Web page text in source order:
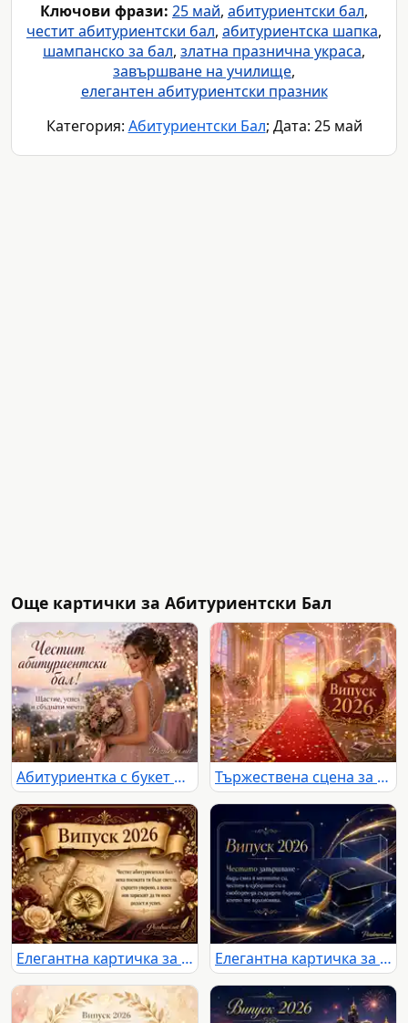
Ключови фрази: 25 май, абитуриентски бал,
честит абитуриентски бал, абитуриентска шапка,
шампанско за бал, златна празнична украса,
завършване на училище,
елегантен абитуриентски празник
Категория: Абитуриентски Бал; Дата: 25 май
Още картички за Абитуриентски Бал
Абитуриентка с букет и празничен надпис за бал край романтичен залез Тържествена сцена за Випуск 2026 с червен килим, златна украса и залез
Елегантна картичка за Випуск 2026 с компас, рози и пожелание за абитуриентски бал Елегантна картичка за Випуск 2026 с академична шапка и вдъхновяващо послание